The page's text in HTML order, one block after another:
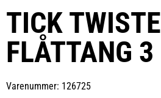
TICK
FLÅTTANG
Varenummer: 126725